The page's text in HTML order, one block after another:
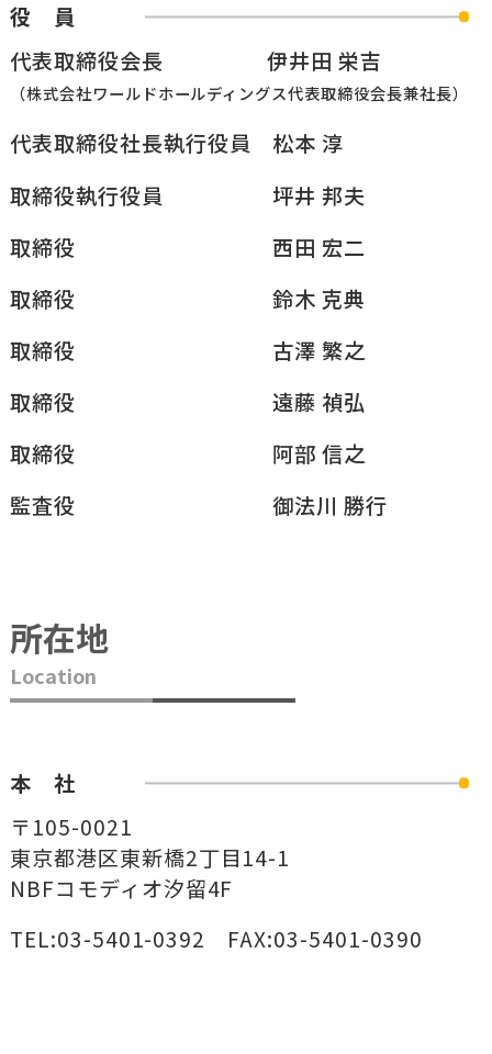
役 員
代表取締役会長
伊井田 栄吉
（株式会社ワールドホールディングス代表取締役会長兼社長）
代表取締役社長執行役員
松本 淳
取締役執行役員
坪井 邦夫
取締役
西田 宏二
取締役
鈴木 克典
取締役
古澤 繁之
取締役
遠藤 禎弘
取締役
阿部 信之
監査役
御法川 勝行
所在地
Location
本 社
〒105-0021
東京都港区東新橋2丁目14-1
NBFコモディオ汐留4F
TEL:03-5401-0392 FAX:03-5401-0390